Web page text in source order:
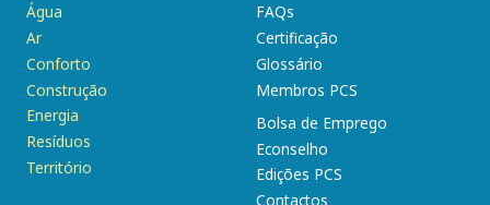
Água
Ar
Conforto
Construção
Energia
Resíduos
Território
FAQs
Certificação
Glossário
Membros PCS
Bolsa de Emprego
Econselho
Edições PCS
Contactos